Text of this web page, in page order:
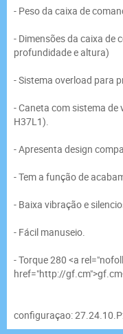
- Peso da caixa de
- Dimensões da caixa de
profundidade e altura)
- Sistema overload para
- Caneta com sistema de
H37L1).
- Apresenta design
- Tem a função de
- Baixa vibração e
- Fácil manuseio.
- Torque 280 <a
href="http://
configuraçao: